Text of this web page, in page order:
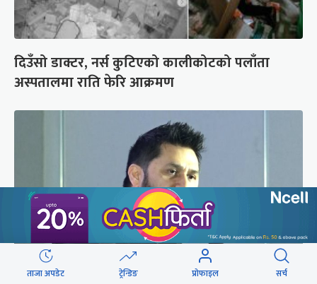
दिउँसो डाक्टर, नर्स कुटिएको कालीकोटको पलाँता
अस्पतालमा राति फेरि आक्रमण
ताजा अपडेट ट्रेन्डिङ प्रोफाइल सर्च